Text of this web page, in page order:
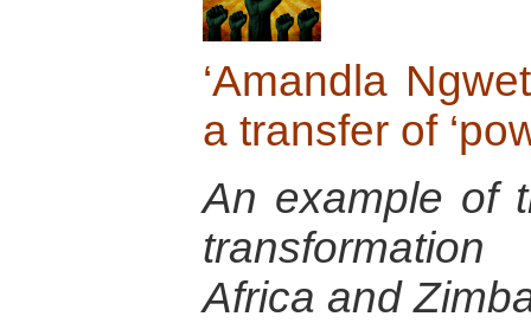
‘Amandla
a transfer of
An example of
Africa and